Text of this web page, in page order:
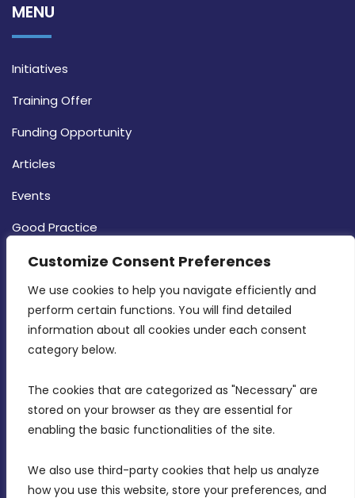
Customize Consent Preferences
We use cookies to help you navigate efficiently and
perform certain functions. You will find detailed
information about all cookies under each consent
category below.
The cookies that are categorized as "Necessary" are
stored on your browser as they are essential for
enabling the basic functionalities of the site.
We also use third-party cookies that help us analyze
how you use this website, store your preferences, and
MENU
Initiatives
Training Offer
Funding Opportunity
Articles
Events
Good Practice
Strategy
CONTACT INFO
MDIA, Twenty20 Business Centre, Triq l-
Birkirkara, CBD 3050
(356) 21 828 800
Office Hours: 7AM - 4PM